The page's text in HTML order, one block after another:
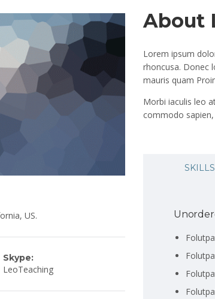
US.
Skype:
LeoTeaching
About
Lorem ipsum
rhoncusa. Donec
mauris quam
Morbi iaculis leo
commodo
SKILLS